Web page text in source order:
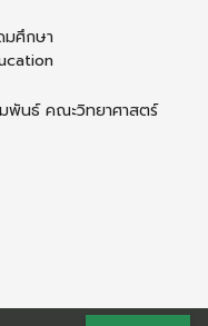
มศึกษา
พันธ์ คณะวิทยาศาสตร์